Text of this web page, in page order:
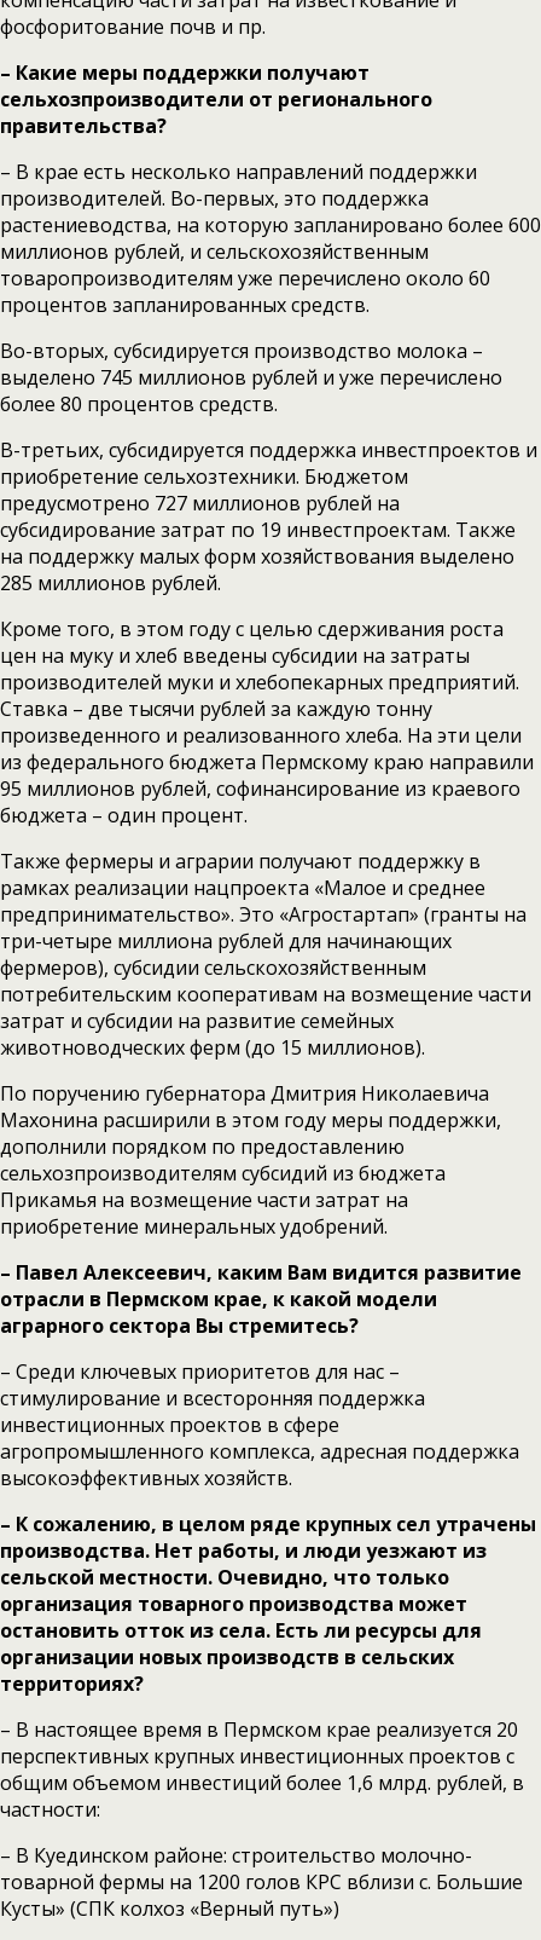
фосфоритование почв и пр.
– Какие меры поддержки получают
сельхозпроизводители от регионального
правительства?
– В крае есть несколько направлений поддержки
производителей. Во-первых, это поддержка
растениеводства, на которую запланировано более 600
миллионов рублей, и сельскохозяйственным
товаропроизводителям уже перечислено около 60
процентов запланированных средств.
Во-вторых, субсидируется производство молока –
выделено 745 миллионов рублей и уже перечислено
более 80 процентов средств.
В-третьих, субсидируется поддержка инвестпроектов и
приобретение сельхозтехники. Бюджетом
предусмотрено 727 миллионов рублей на
субсидирование затрат по 19 инвестпроектам. Также
на поддержку малых форм хозяйствования выделено
285 миллионов рублей.
Кроме того, в этом году с целью сдерживания роста
цен на муку и хлеб введены субсидии на затраты
производителей муки и хлебопекарных предприятий.
Ставка – две тысячи рублей за каждую тонну
произведенного и реализованного хлеба. На эти цели
из федерального бюджета Пермскому краю направили
95 миллионов рублей, софинансирование из краевого
бюджета – один процент.
Также фермеры и аграрии получают поддержку в
рамках реализации нацпроекта «Малое и среднее
предпринимательство». Это «Агростартап» (гранты на
три-четыре миллиона рублей для начинающих
фермеров), субсидии сельскохозяйственным
потребительским кооперативам на возмещение части
затрат и субсидии на развитие семейных
животноводческих ферм (до 15 миллионов).
По поручению губернатора Дмитрия Николаевича
Махонина расширили в этом году меры поддержки,
дополнили порядком по предоставлению
сельхозпроизводителям субсидий из бюджета
Прикамья на возмещение части затрат на
приобретение минеральных удобрений.
– Павел Алексеевич, каким Вам видится развитие
отрасли в Пермском крае, к какой модели
аграрного сектора Вы стремитесь?
– Среди ключевых приоритетов для нас –
стимулирование и всесторонняя поддержка
инвестиционных проектов в сфере
агропромышленного комплекса, адресная поддержка
высокоэффективных хозяйств.
– К сожалению, в целом ряде крупных сел утрачены
производства. Нет работы, и люди уезжают из
сельской местности. Очевидно, что только
организация товарного производства может
остановить отток из села. Есть ли ресурсы для
организации новых производств в сельских
территориях?
– В настоящее время в Пермском крае реализуется 20
перспективных крупных инвестиционных проектов с
общим объемом инвестиций более 1,6 млрд. рублей, в
частности:
– В Куединском районе: строительство молочно-
товарной фермы на 1200 голов КРС вблизи с. Большие
Кусты» (СПК колхоз «Верный путь»)